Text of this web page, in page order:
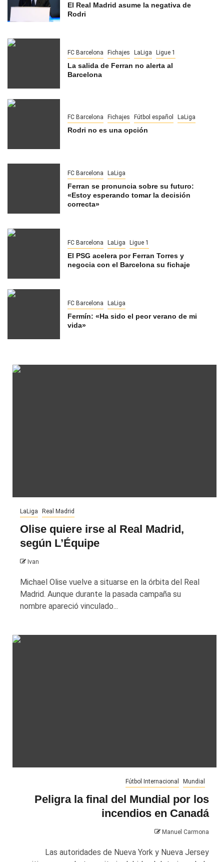
El Real Madrid asume la negativa de
Rodri
FC Barcelona Fichajes LaLiga Ligue 1
La salida de Ferran no alerta al
Barcelona
FC Barcelona Fichajes Fútbol español LaLiga
Rodri no es una opción
FC Barcelona LaLiga
Ferran se pronuncia sobre su futuro:
«Estoy esperando tomar la decisión
correcta»
FC Barcelona LaLiga Ligue 1
El PSG acelera por Ferran Torres y
negocia con el Barcelona su fichaje
FC Barcelona LaLiga
Fermín: «Ha sido el peor verano de mi
vida»
LaLiga Real Madrid
Olise quiere irse al Real Madrid,
según L’Équipe
Ivan
Michael Olise vuelve a situarse en la órbita del Real
Madrid. Aunque durante la pasada campaña su
nombre apareció vinculado...
Fútbol Internacional Mundial
Peligra la final del Mundial por los
incendios en Canadá
Manuel Carmona
Las autoridades de Nueva York y Nueva Jersey